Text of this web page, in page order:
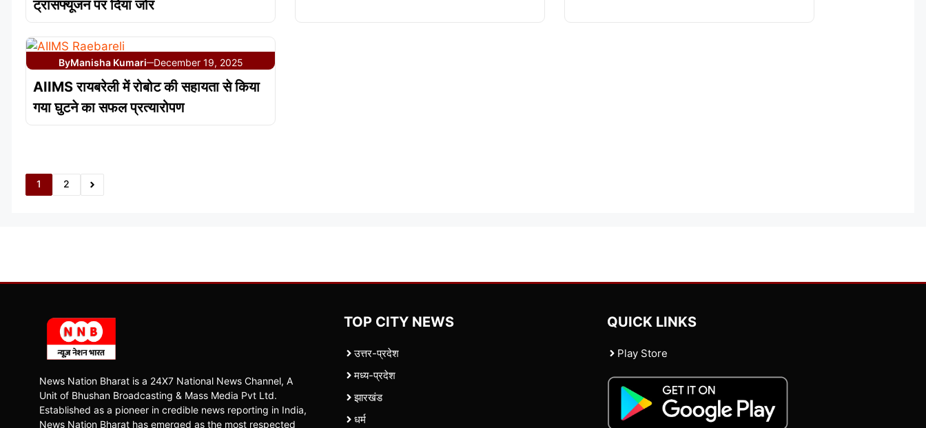
ट्रांसफ्यूजन पर दिया जोर
ByManisha Kumari—December 19, 2025
AIIMS रायबरेली में रोबोट की सहायता से किया
गया घुटने का सफल प्रत्यारोपण
1 2
News Nation Bharat is a 24X7 National News Channel, A
Unit of Bhushan Broadcasting & Mass Media Pvt Ltd.
Established as a pioneer in credible news reporting in India,
News Nation Bharat has emerged as the most respected
TOP CITY NEWS
उत्तर-प्रदेश
मध्य-प्रदेश
झारखंड
धर्म
QUICK LINKS
Play Store